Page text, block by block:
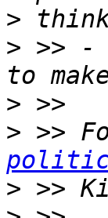
>
> >> -
>
> >>
>